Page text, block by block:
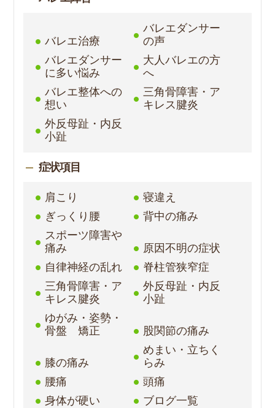
バレエ治療
バレエダンサー
の声
バレエダンサー
に多い悩み
大人バレエの方
へ
バレエ整体への
想い
三角骨障害・ア
キレス腱炎
外反母趾・内反
小趾
症状項目
肩こり
寝違え
ぎっくり腰
背中の痛み
スポーツ障害や
痛み
原因不明の症状
自律神経の乱れ
脊柱管狭窄症
三角骨障害・ア
キレス腱炎
外反母趾・内反
小趾
ゆがみ・姿勢・
骨盤 矯正
股関節の痛み
膝の痛み
めまい・立ちく
らみ
腰痛
頭痛
身体が硬い
ブログ一覧